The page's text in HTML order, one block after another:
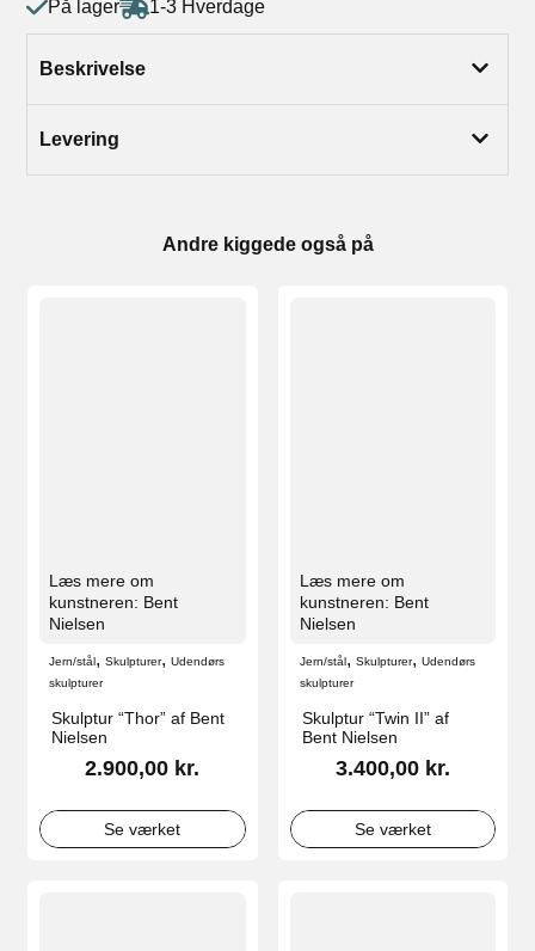
På lager 1-3 Hverdage
Beskrivelse
Levering
Andre kiggede også på
Læs mere om
kunstneren: Bent
Nielsen
Jern/stål,Skulpturer,Udendørs
skulpturer
Skulptur “Thor” af Bent
Nielsen
2.900,00 kr.
Se værket
Læs mere om
kunstneren: Bent
Nielsen
Jern/stål, Skulpturer, Udendørs
skulpturer
Skulptur “Twin II” af
Bent Nielsen
3.400,00 kr.
Se værket